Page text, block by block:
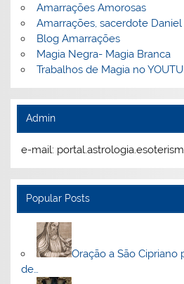
Amarrações Amorosas
Amarrações, sacerdote Daniel
Blog Amarrações
Magia Negra- Magia Branca
Trabalhos de Magia no
Admin
e-mail:
Popular Posts
Oração a São Cipriano
de…